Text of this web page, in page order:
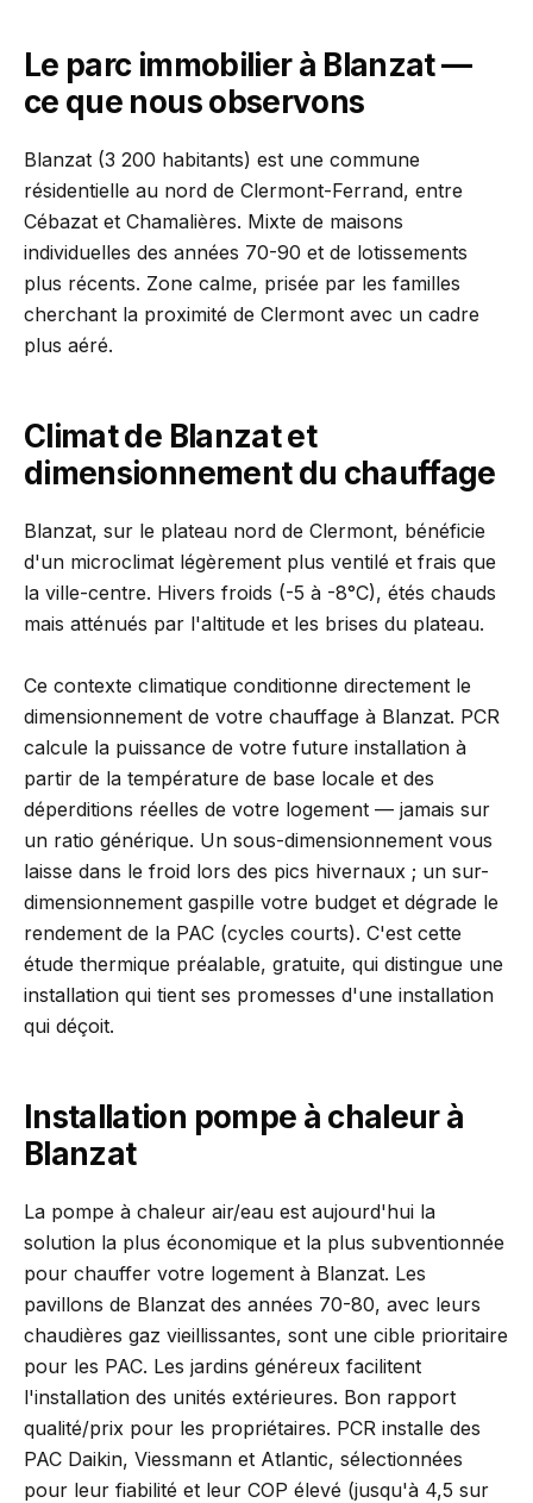
Le parc immobilier à Blanzat —
ce que nous observons
Blanzat (3 200 habitants) est une commune
résidentielle au nord de Clermont-Ferrand, entre
Cébazat et Chamalières. Mixte de maisons
individuelles des années 70-90 et de lotissements
plus récents. Zone calme, prisée par les familles
cherchant la proximité de Clermont avec un cadre
plus aéré.
Climat de Blanzat et
dimensionnement du chauffage
Blanzat, sur le plateau nord de Clermont, bénéficie
d'un microclimat légèrement plus ventilé et frais que
la ville-centre. Hivers froids (-5 à -8°C), étés chauds
mais atténués par l'altitude et les brises du plateau.
Ce contexte climatique conditionne directement le
dimensionnement de votre chauffage à Blanzat. PCR
calcule la puissance de votre future installation à
partir de la température de base locale et des
déperditions réelles de votre logement — jamais sur
un ratio générique. Un sous-dimensionnement vous
laisse dans le froid lors des pics hivernaux ; un sur-
dimensionnement gaspille votre budget et dégrade le
rendement de la PAC (cycles courts). C'est cette
étude thermique préalable, gratuite, qui distingue une
installation qui tient ses promesses d'une installation
qui déçoit.
Installation pompe à chaleur à
Blanzat
La pompe à chaleur air/eau est aujourd'hui la
solution la plus économique et la plus subventionnée
pour chauffer votre logement à Blanzat. Les
pavillons de Blanzat des années 70-80, avec leurs
chaudières gaz vieillissantes, sont une cible prioritaire
pour les PAC. Les jardins généreux facilitent
l'installation des unités extérieures. Bon rapport
qualité/prix pour les propriétaires. PCR installe des
PAC Daikin, Viessmann et Atlantic, sélectionnées
pour leur fiabilité et leur COP élevé (jusqu'à 4,5 sur